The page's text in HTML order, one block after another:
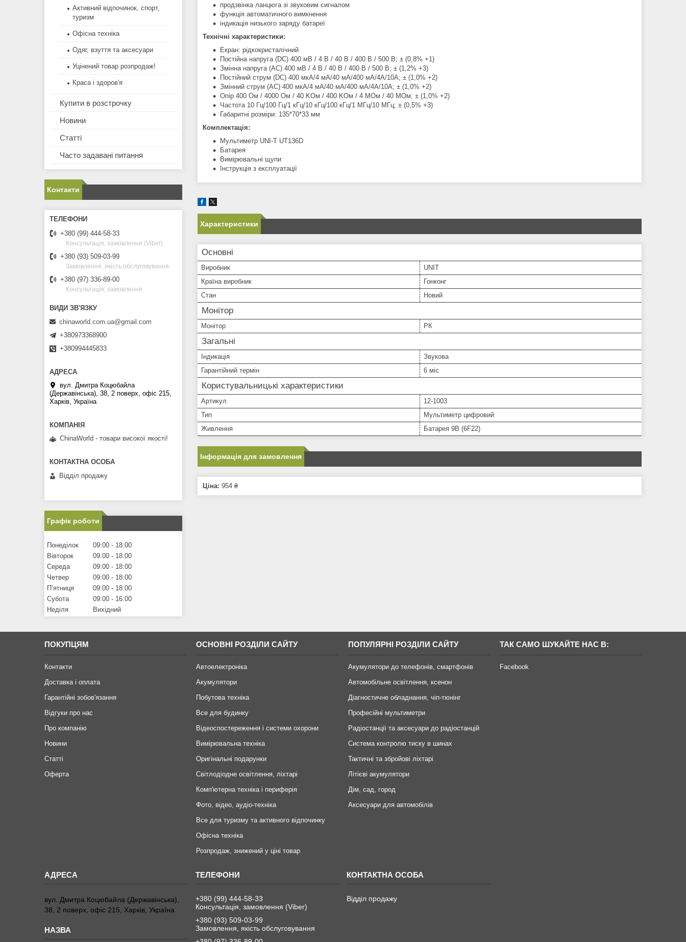
продзвінка ланцюга зі звуковим сигналом
функція автоматичного вимкнення
індикація низького заряду батареї
Технічні характеристики:
Екран: рідкокристалічний
Постійна напруга (DC) 400 мВ / 4 В / 40 В / 400 В / 500 В; ± (0,8% +1)
Змінна напруга (AC) 400 мВ / 4 В / 40 В / 400 В / 500 В; ± (1,2% +3)
Постійний струм (DC) 400 мкA/4 мА/40 мА/400 мА/4A/10A; ± (1,0% +2)
Змінний струм (AC) 400 мкA/4 мА/40 мА/400 мА/4A/10A; ± (1,0% +2)
Опір 400 Ом / 4000 Ом / 40 KОм / 400 KОм / 4 MОм / 40 MОм; ± (1,0% +2)
Частота 10 Гц/100 Гц/1 кГц/10 кГц/100 кГц/1 МГц/10 МГц; ± (0,5% +3)
Габаритні розміри: 135*70*33 мм
Комплектація:
Мультиметр UNI-T UT136D
Батарея
Вимірювальні щупи
Інструкція з експлуатації
Характеристики
Основні
Виробник
UNIT
Країна виробник
Гонконг
Стан
Новий
Монітор
Монітор РК
Загальні
Індикація
Звукова
Гарантійний термін
6 міс
Користувальницькі характеристики
Артикул
12-1003
Тип
Мультиметр цифровий
Живлення
Батарея 9В (6F22)
Інформація для замовлення
Ціна: 954 ₴
Активний відпочинок, спорт,
туризм
Офісна техніка
Одяг, взуття та аксесуари
Уцінений товар розпродаж!
Краса і здоров'я
Купити в розстрочку
Новини
Статті
Часто задавані питання
Контакти
+380 (99) 444-58-33
Консультація, замовлення (Viber)
+380 (93) 509-03-99
Замовлення, якість обслуговування
+380 (97) 336-89-00
Консультація, замовлення
chinaworld.com.ua@gmail.com
+380973368900
+380994445833
вул. Дмитра Коцюбайла
(Державінська), 38, 2 поверх, офіс 215,
Харків, Україна
ChinaWorld - товари високої якості!
Відділ продажу
Графік роботи
Понеділок 09:00
18:00
Вівторок
09:00
18:00
Середа
09:00
18:00
Четвер
09:00
18:00
Пʼятниця
09:00
18:00
Субота
09:00
16:00
Неділя
Вихідний
ПОКУПЦЯМ
Контакти
Доставка і оплата
Гарантійні зобов'язання
Відгуки про нас
Про компанію
Новини
Статті
Оферта
ОСНОВНІ РОЗДІЛИ САЙТУ
Автоелектроніка
Акумулятори
Побутова техніка
Все для будинку
Відеоспостереження і системи охорони
Вимірювальна техніка
Оригінальні подарунки
Світлодіодне освітлення, ліхтарі
Комп'ютерна техніка і периферія
Фото, відео, аудіо-техніка
Все для туризму та активного відпочинку
Офісна техніка
Розпродаж, знижений у ціні товар
ПОПУЛЯРНІ РОЗДІЛИ САЙТУ
Акумулятори до телефонів, смартфонів
Автомобільне освітлення, ксенон
Діагностичне обладнання, чіп-тюнінг
Професійні мультиметри
Радіостанції та аксесуари до радіостанцій
Система контролю тиску в шинах
Тактичні та збройові ліхтарі
Літієві акумулятори
Дім, сад, город
Аксесуари для автомобілів
ТАК САМО ШУКАЙТЕ НАС В:
Facebook
вул. Дмитра Коцюбайла (Державінська),
38, 2 поверх, офіс 215, Харків, Україна
+380 (99) 444-58-33
Консультація, замовлення (Viber)
+380 (93) 509-03-99
Замовлення, якість обслуговування
Відділ продажу